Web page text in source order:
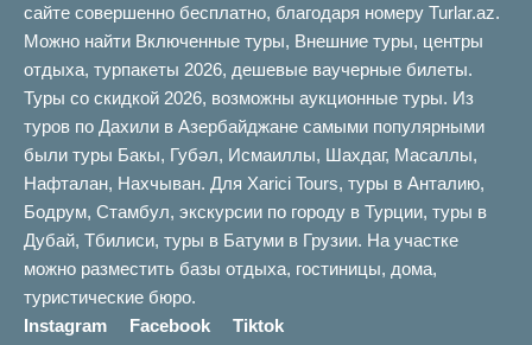
сайте совершенно бесплатно, благодаря номеру Turlar.az.
Можно найти Включенные туры, Внешние туры, центры
отдыха, турпакеты 2026, дешевые ваучерные билеты.
Туры со скидкой 2026, возможны аукционные туры. Из
туров по Дахили в Азербайджане самыми популярными
были туры Бакы, Губəл, Исмаиллы, Шахдаг, Масаллы,
Нафталан, Нахчыван. Для Xarici Tours, туры в Анталию,
Бодрум, Стамбул, экскурсии по городу в Турции, туры в
Дубай, Тбилиси, туры в Батуми в Грузии. На участке
можно разместить базы отдыха, гостиницы, дома,
туристические бюро.
Instagram
Facebook
Tiktok